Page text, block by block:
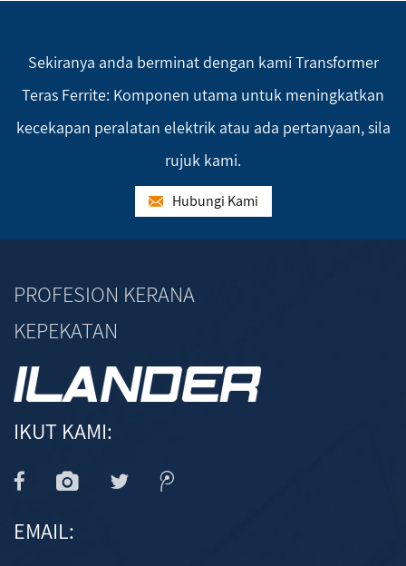
Sekiranya anda berminat dengan kami Transformer
Teras Ferrite: Komponen utama untuk meningkatkan
kecekapan peralatan elektrik atau ada pertanyaan, sila
rujuk kami.
Hubungi Kami
PROFESION KERANA
KEPEKATAN
IKUT KAMI:
EMAIL: